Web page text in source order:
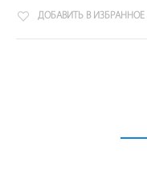
ДОБАВИТЬ В ИЗБРАННОЕ